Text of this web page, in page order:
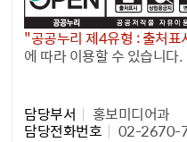
"공공누리 제4유형 : 출처
에 따라 이용할 수 있습니다.
담당부서 홍보미디어과
담당전화번호 02-2670-